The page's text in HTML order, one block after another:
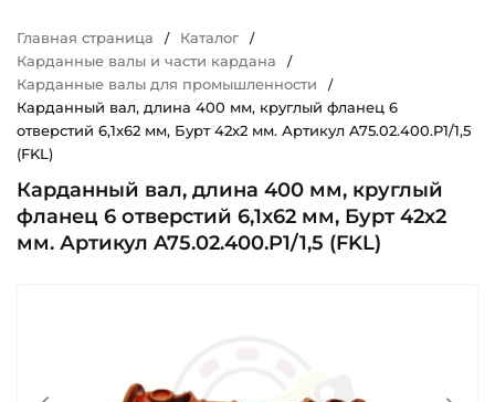
Главная страница / Каталог /
Карданные валы и части кардана /
Карданные валы для промышленности /
Карданный вал, длина 400 мм, круглый фланец 6
отверстий 6,1x62 мм, Бурт 42х2 мм. Артикул A75.02.400.P1/1,5
(FKL)
Карданный вал, длина 400 мм, круглый
фланец 6 отверстий 6,1x62 мм, Бурт 42х2
мм. Артикул A75.02.400.P1/1,5 (FKL)